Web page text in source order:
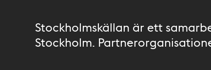
Stockholmskällan är ett
Stockholm.